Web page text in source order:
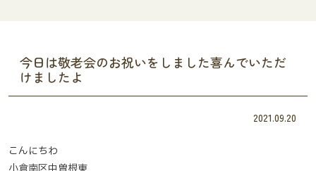
今日は敬老会のお祝いをしました喜んでいただ
けましたよ
2021.09.20
こんにちわ